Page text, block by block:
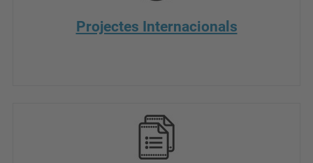
Projectes Internacionals